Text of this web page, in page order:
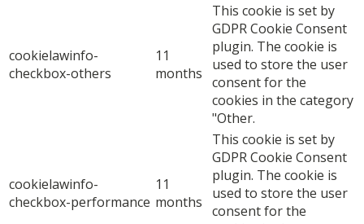
cookielawinfo-
checkbox-others
11
months
This cookie is set by
GDPR Cookie Consent
plugin. The cookie is
used to store the user
consent for the
cookies in the category
"Other.
cookielawinfo-
checkbox-performance
11
months
This cookie is set by
GDPR Cookie Consent
plugin. The cookie is
used to store the user
consent for the